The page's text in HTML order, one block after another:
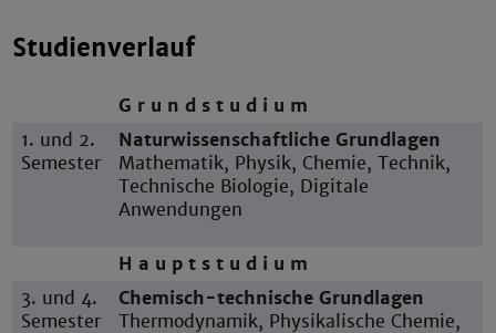
Studienverlauf
G r u n d s t u d i u m
1. und 2.
Semester
Naturwissenschaftliche Grundlagen
Mathematik, Physik, Chemie, Technik,
Technische Biologie, Digitale
Anwendungen
H a u p t s t u d i u m
3. und 4.
Semester
Chemisch-technische Grundlagen
Thermodynamik, Physikalische Chemie,